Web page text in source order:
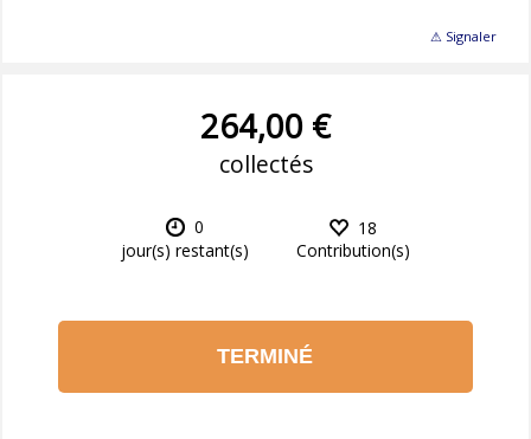
⚠ Signaler
264,00 €
collectés
0
jour(s) restant(s)
18
Contribution(s)
TERMINÉ